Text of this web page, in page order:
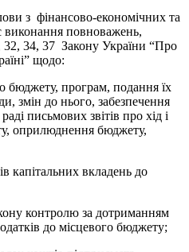
з фінансово-економічних та
виконання повноважень,
32, 34, 37 Закону України “Про
щодо:
бюджету, програм, подання їх
змін до нього, забезпечення
письмових звітів про хід і
оприлюднення бюджету,
капітальних вкладень до
контролю за дотриманням
до місцевого бюджету;